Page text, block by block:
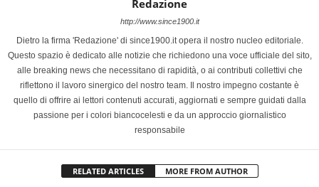
Redazione
http://www.since1900.it
Dietro la firma 'Redazione' di since1900.it opera il nostro nucleo editoriale.
Questo spazio è dedicato alle notizie che richiedono una voce ufficiale del sito,
alle breaking news che necessitano di rapidità, o ai contributi collettivi che
riflettono il lavoro sinergico del nostro team. Il nostro impegno costante è
quello di offrire ai lettori contenuti accurati, aggiornati e sempre guidati dalla
passione per i colori biancocelesti e da un approccio giornalistico
responsabile
RELATED ARTICLES MORE FROM AUTHOR